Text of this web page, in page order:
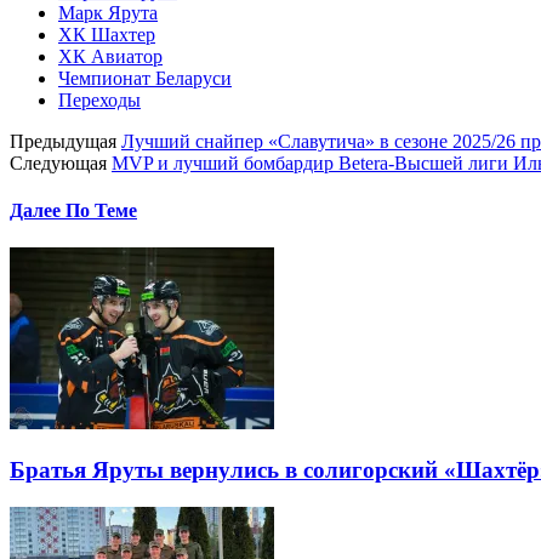
Марк Ярута
ХК Шахтер
ХК Авиатор
Чемпионат Беларуси
Переходы
Предыдущая Лучший снайпер «Славутича» в сезоне 2025/26
Следующая MVP и лучший бомбардир Betera-Высшей лиги
Далее По Теме
Братья Яруты вернулись в солигорский